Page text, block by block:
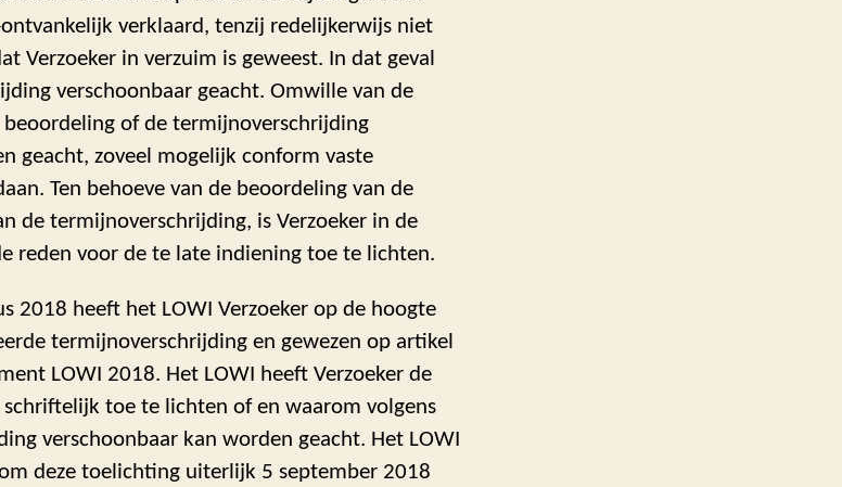
verklaard, tenzij redelijkerwijs niet
Verzoeker in verzuim is geweest. In dat geval
verschoonbaar geacht. Omwille van de
of de termijnoverschrijding
geacht, zoveel mogelijk conform vaste
Ten behoeve van de beoordeling van de
de termijnoverschrijding, is Verzoeker in de
reden voor de te late indiening toe te lichten.
2018 heeft het LOWI Verzoeker op de hoogte
termijnoverschrijding en gewezen op artikel
LOWI 2018. Het LOWI heeft Verzoeker de
toe te lichten of en waarom volgens
verschoonbaar kan worden geacht. Het LOWI
deze toelichting uiterlijk 5 september 2018